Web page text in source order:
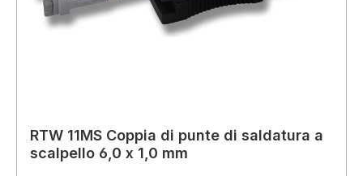
RTW 11MS Coppia di punte di saldatura a
scalpello 6,0 x 1,0 mm